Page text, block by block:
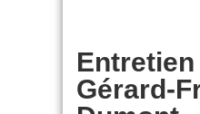
Gérard-